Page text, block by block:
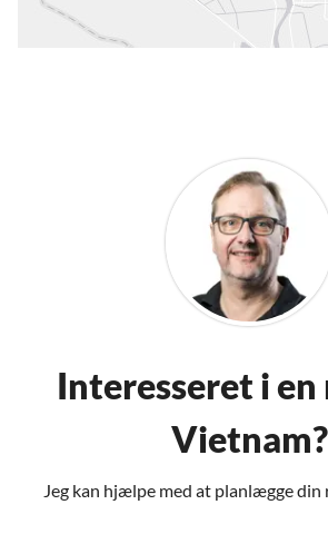
Interesseret i en
Vietnam?
Jeg kan hjælpe med at planlægge din